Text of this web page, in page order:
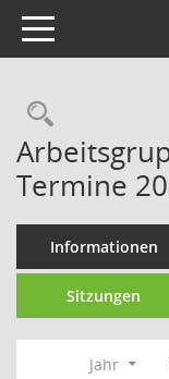
Toggle navigation
Termine
Informationen
Sitzungen
Jahr